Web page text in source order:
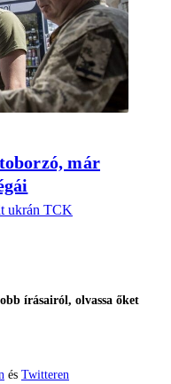
már
ukrán TCK
írásairól, olvassa őket
és Twitteren